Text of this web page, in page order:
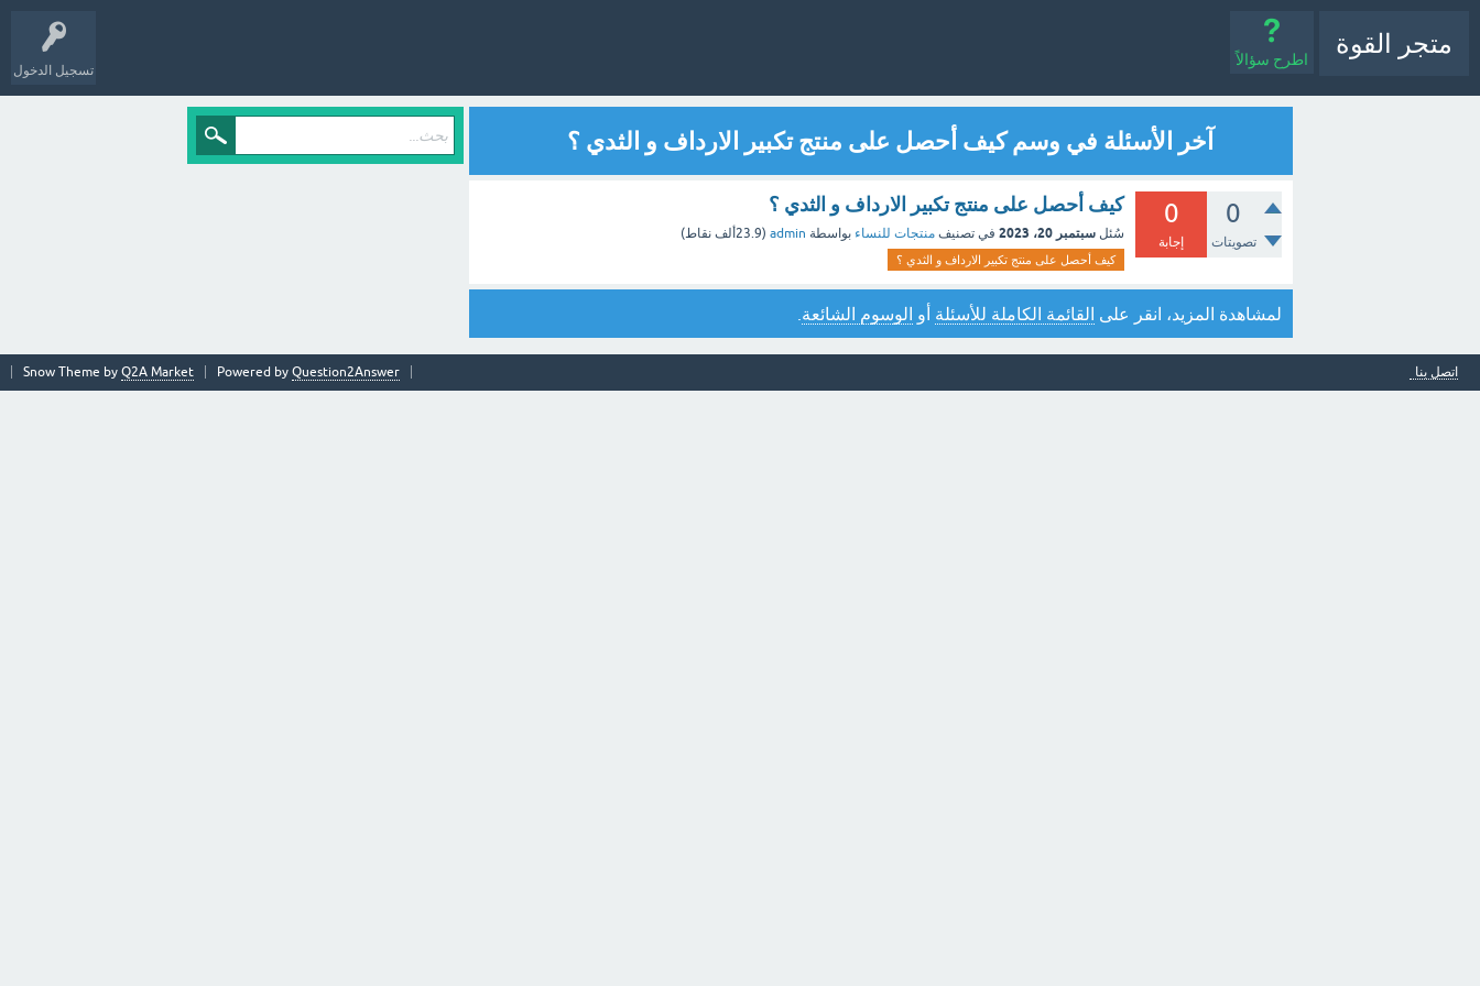
تسجيل الدخول
متجر القوة
اطرح سؤالاً
آخر الأسئلة في وسم كيف أحصل على منتج تكبير الارداف و الثدي ؟
0
تصويتات
0
إجابة
كيف أحصل على منتج تكبير الارداف و الثدي ؟
سُئل سبتمبر 20، 2023 في تصنيف منتجات للنساء بواسطة admin
(23.9ألف نقاط)
كيف أحصل على منتج تكبير الارداف و الثدي ؟
لمشاهدة المزيد، انقر على القائمة الكاملة للأسئلة أو الوسوم الشائعة
اتصل بنا Snow Theme by Q2A Market Powered by Question2Answer